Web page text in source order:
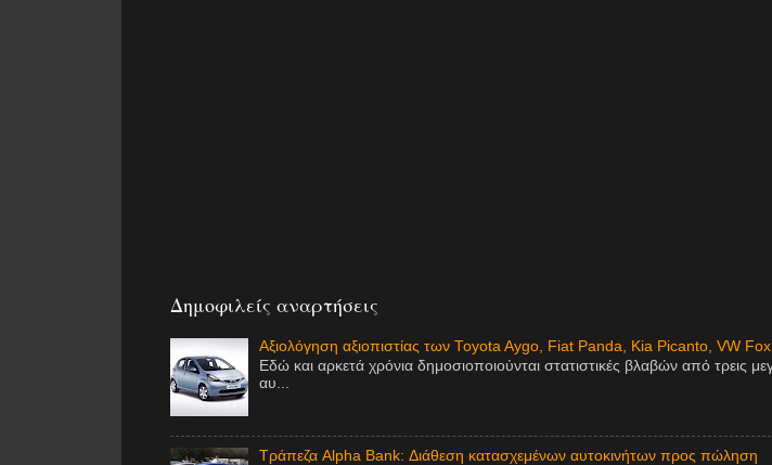
Δημοφιλείς αναρτήσεις
Αξιολόγηση αξιοπιστίας των Toyota Aygo, Fiat Panda, Kia Picanto, VW
Εδώ και αρκετά χρόνια δημοσιοποιούνται στατιστικές βλαβών από τρεις
αυ...
Τράπεζα Alpha Bank: Διάθεση κατασχεμένων αυτοκινήτων προς πώληση